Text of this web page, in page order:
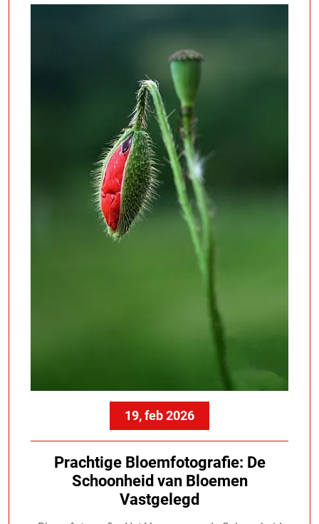
19, feb 2026
Prachtige Bloemfotografie: De
Schoonheid van Bloemen
Vastgelegd